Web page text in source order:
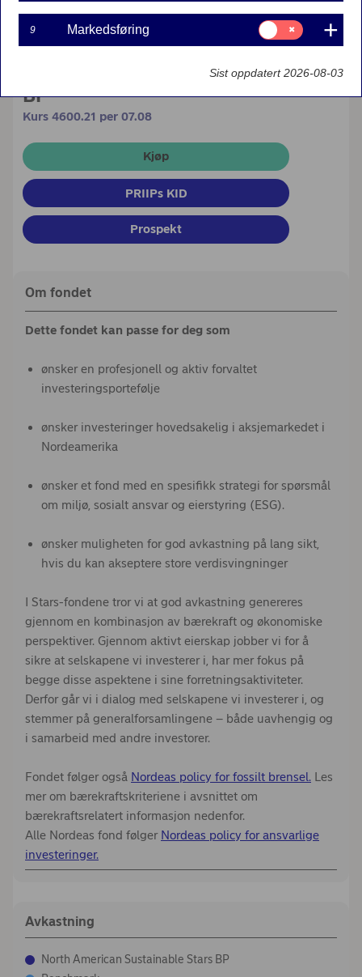
Statistikk
9 Markedsføring
Samtykke
til:
Markedsføring
Sist oppdatert 2026-08-03